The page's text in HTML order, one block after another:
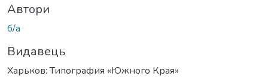
Автори
б/а
Видавець
Харьков: Типография «Южного Края»